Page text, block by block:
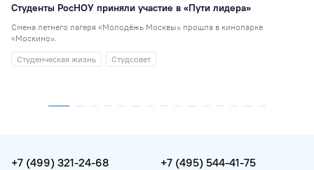
Студенты РосНОУ приняли участие в «Пути лидера»
Смена летнего лагеря «Молодёжь Москвы» прошла в кинопарке
«Москино».
Студенческая жизнь
Студсовет
+7 (499) 321-24-68 +7 (495) 544-41-75